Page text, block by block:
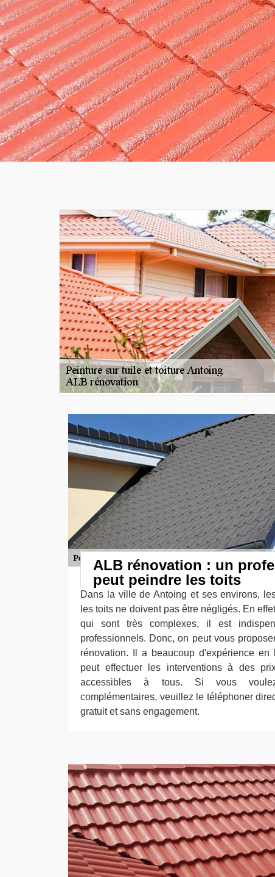
ALB rénovation : un
peut peindre les toits
Dans la ville de Antoing et ses environs,
les toits ne doivent pas être négligés. En
qui sont très complexes, il est
professionnels. Donc, on peut vous
rénovation. Il a beaucoup d'expérience en
peut effectuer les interventions à des
accessibles à tous. Si vous
complémentaires, veuillez le téléphoner
gratuit et sans engagement.